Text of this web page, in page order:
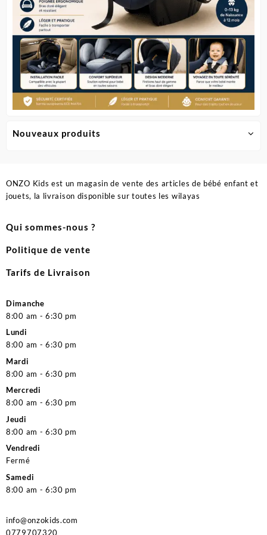
Nouveaux produits
produit
ONZO Kids est un magasin de vente des articles de bébé enfant et
jouets, la livraison disponible sur toutes les wilayas
Qui sommes-nous ?
Politique de vente
Tarifs de Livraison
Dimanche
8:00 am - 6:30 pm
Lundi
8:00 am - 6:30 pm
Mardi
8:00 am - 6:30 pm
Mercredi
8:00 am - 6:30 pm
Jeudi
8:00 am - 6:30 pm
Vendredi
Fermé
Samedi
8:00 am - 6:30 pm
info@onzokids.com
0779707320